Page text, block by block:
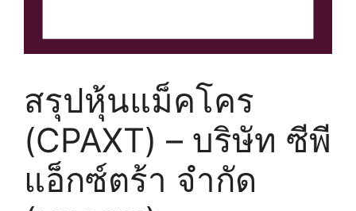
สรุปหุ้นแม็คโคร
(CPAXT) – บริษัท ซีพี
แอ็กซ์ตร้า จำกัด